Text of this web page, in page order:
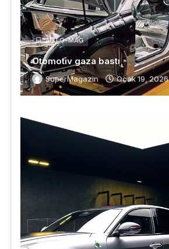
AUTO-MAG
Otomotiv gaza bastı
SuperMagazin Ocak 19, 2026